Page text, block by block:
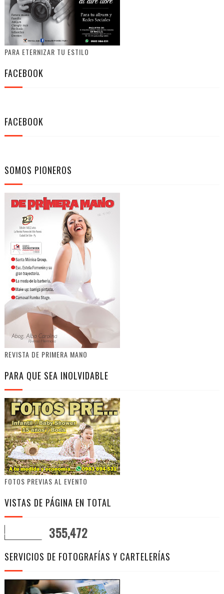
PARA ETERNIZAR TU ESTILO
FACEBOOK
FACEBOOK
SOMOS PIONEROS
REVISTA DE PRIMERA MANO
PARA QUE SEA INOLVIDABLE
FOTOS PREVIAS AL EVENTO
VISTAS DE PÁGINA EN TOTAL
355,472
SERVICIOS DE FOTOGRAFÍAS Y CARTELERÍAS